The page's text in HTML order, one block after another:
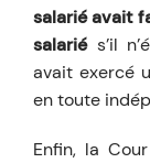
salarié avait
salariés’il
avait exercé
en toute
Enfin, la